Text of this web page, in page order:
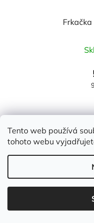
Tento web používá
tohoto webu